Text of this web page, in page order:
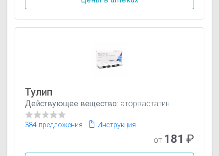
Тулип
Действующее вещество: аторвастатин
384 предложения Инструкция
от 181 ₽